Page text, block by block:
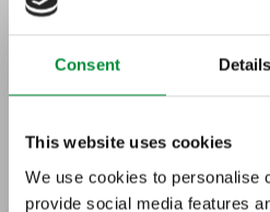
Consent Details
This website uses cookies
We use cookies to personalise
provide social media features
TotalEnergies
Lizenzen für die CO